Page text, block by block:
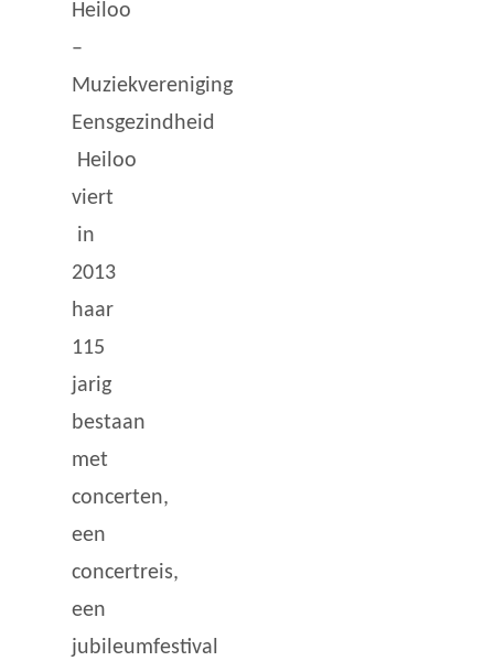
Heiloo
–
Muziekvereniging
Eensgezindheid
Heiloo
viert
in
2013
haar
115
jarig
bestaan
met
concerten,
een
concertreis,
een
jubileumfestival